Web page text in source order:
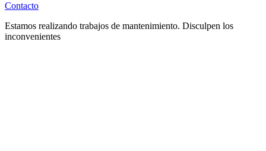
Contacto
Estamos realizando trabajos de mantenimiento. Disculpen los
inconvenientes